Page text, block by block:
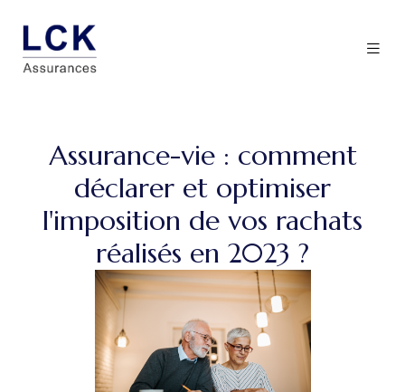
Assurance-vie : comment
déclarer et optimiser
l'imposition de vos rachats
réalisés en 2023 ?